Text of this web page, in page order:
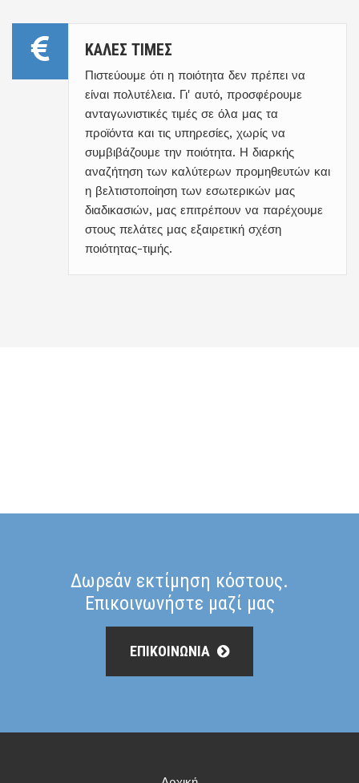
ΚΑΛΕΣ ΤΙΜΕΣ
Πιστεύουμε ότι η ποιότητα δεν πρέπει να
είναι πολυτέλεια. Γι' αυτό, προσφέρουμε
ανταγωνιστικές τιμές σε όλα μας τα
προϊόντα και τις υπηρεσίες, χωρίς να
συμβιβάζουμε την ποιότητα. Η διαρκής
αναζήτηση των καλύτερων προμηθευτών και
η βελτιστοποίηση των εσωτερικών μας
διαδικασιών, μας επιτρέπουν να παρέχουμε
στους πελάτες μας εξαιρετική σχέση
ποιότητας-τιμής.
Δωρεάν εκτίμηση κόστους.
Επικοινωνήστε μαζί μας
ΕΠΙΚΟΙΝΩΝΙΑ